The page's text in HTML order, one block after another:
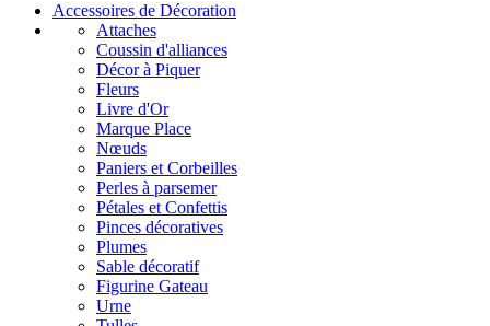
Accessoires de Décoration
Attaches
Coussin d'alliances
Décor à Piquer
Fleurs
Livre d'Or
Marque Place
Nœuds
Paniers et Corbeilles
Perles à parsemer
Pétales et Confettis
Pinces décoratives
Plumes
Sable décoratif
Figurine Gateau
Urne